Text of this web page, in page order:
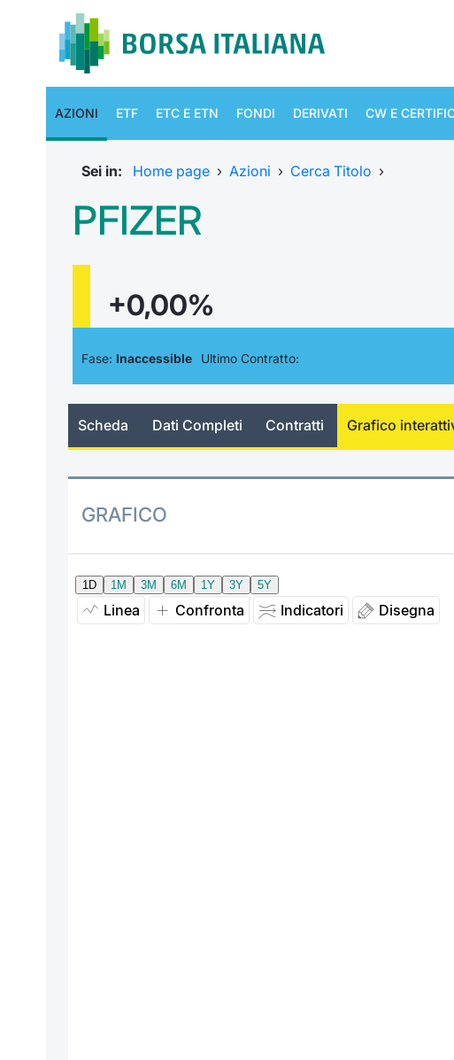
AZIONI ETF ETC E ETN FONDI DERIVATI CW E
Sei in: Home page › Azioni › Cerca Titolo ›
PFIZER
+0,00%
Fase: Inaccessible Ultimo Contratto:
Scheda Dati Completi Contratti Grafico
GRAFICO